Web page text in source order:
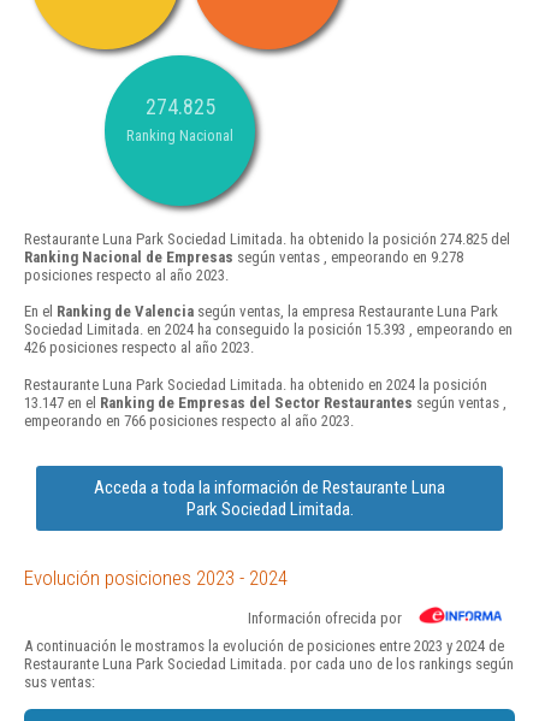
274.825
Ranking Nacional
Restaurante Luna Park Sociedad Limitada. ha obtenido la posición 274.825 del
Ranking Nacional de Empresas según ventas , empeorando en 9.278
posiciones respecto al año 2023.
En el Ranking de Valencia según ventas, la empresa Restaurante Luna Park
Sociedad Limitada. en 2024 ha conseguido la posición 15.393 , empeorando en
426 posiciones respecto al año 2023.
Restaurante Luna Park Sociedad Limitada. ha obtenido en 2024 la posición
13.147 en el Ranking de Empresas del Sector Restaurantes según ventas ,
empeorando en 766 posiciones respecto al año 2023.
Acceda a toda la información de Restaurante Luna
Park Sociedad Limitada.
Evolución posiciones 2023 - 2024
Información ofrecida por
A continuación le mostramos la evolución de posiciones entre 2023 y 2024 de
Restaurante Luna Park Sociedad Limitada. por cada uno de los rankings según
sus ventas: